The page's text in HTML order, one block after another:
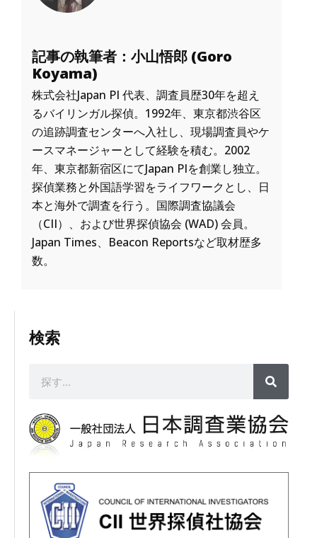
記事の執筆者：小山悟郎 (Goro
Koyama)
株式会社Japan PI 代表、調査員歴30年を超え
るバイリンガル探偵。1992年、東京都渋谷区
の追跡調査センターへ入社し、現場調査員やケ
ースマネージャーとして経験を積む。2002
年、東京都新宿区にてJapan PIを創業し独立。
探偵業務と外国語学習をライフワークとし、日
本と海外で調査を行う。国際調査協議会
（CII）、および世界探偵協会 (WAD) 会員。
Japan Times、Beacon Reportsなど取材歴多
数。
検索